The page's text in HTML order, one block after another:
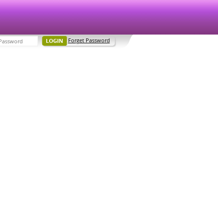
Forget Password